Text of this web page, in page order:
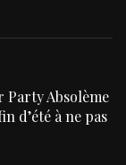
Party Absolème
d’été à ne pas